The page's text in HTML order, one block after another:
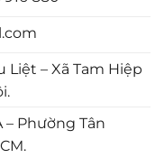
Liệt – Xã Tam Hiệp
– Phường Tân